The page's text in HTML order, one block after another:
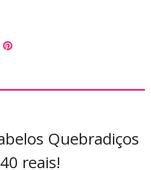
Quebradiços
reais!